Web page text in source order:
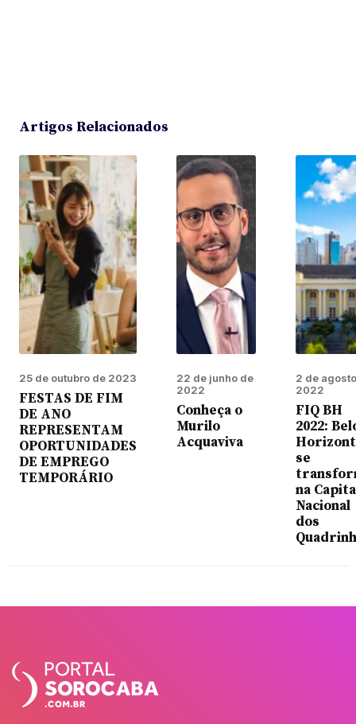
Artigos Relacionados
25 de outubro de 2023
FESTAS DE FIM
DE ANO
REPRESENTAM
OPORTUNIDADES
DE EMPREGO
TEMPORÁRIO
22 de junho de
2022
Conheça o
Murilo
Acquaviva
2 de
2022
FIQ BH
2022:
se
na
Nacional
dos